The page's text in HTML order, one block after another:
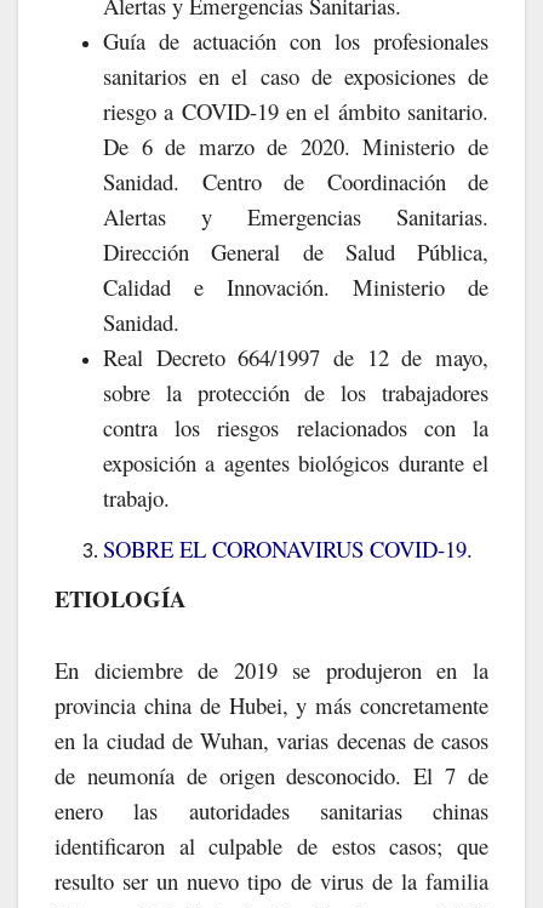
Guía de actuación con los profesionales
sanitarios en el caso de exposiciones de
riesgo a COVID-19 en el ámbito sanitario.
De 6 de marzo de 2020. Ministerio de
Sanidad. Centro de Coordinación de
Alertas y Emergencias Sanitarias.
Dirección General de Salud Pública,
Calidad e Innovación. Ministerio de
Sanidad.
Real Decreto 664/1997 de 12 de mayo,
sobre la protección de los trabajadores
contra los riesgos relacionados con la
exposición a agentes biológicos durante el
trabajo.
SOBRE EL CORONAVIRUS COVID-19.
ETIOLOGÍA
En diciembre de 2019 se produjeron en la
provincia china de Hubei, y más concretamente
en la ciudad de Wuhan, varias decenas de casos
de neumonía de origen desconocido. El 7 de
enero las autoridades sanitarias chinas
identificaron al culpable de estos casos; que
resulto ser un nuevo tipo de virus de la familia